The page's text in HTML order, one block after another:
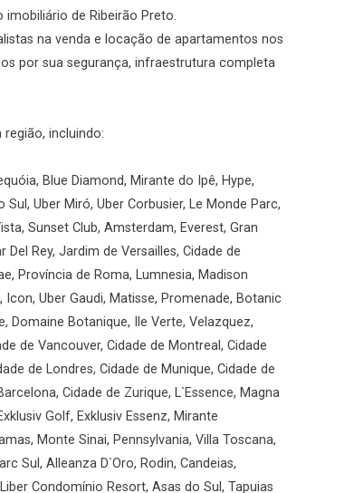
de Ribeirão Preto.
na venda e locação de apartamentos nos
por sua segurança, infraestrutura completa
incluindo:
Blue Diamond, Mirante do Ipê, Hype,
Uber Miró, Uber Corbusier, Le Monde Parc,
Sunset Club, Amsterdam, Everest, Gran
Rey, Jardim de Versailles, Cidade de
Província de Roma, Lumnesia, Madison
Icon, Uber Gaudi, Matisse, Promenade, Botanic
Domaine Botanique, Ile Verte, Velazquez,
de Vancouver, Cidade de Montreal, Cidade
de Londres, Cidade de Munique, Cidade de
Cidade de Zurique, L`Essence, Magna
Golf, Exklusiv Essenz, Mirante
Monte Sinai, Pennsylvania, Villa Toscana,
Sul, Alleanza D`Oro, Rodin, Candeias,
Condomínio Resort, Asas do Sul, Tapuias